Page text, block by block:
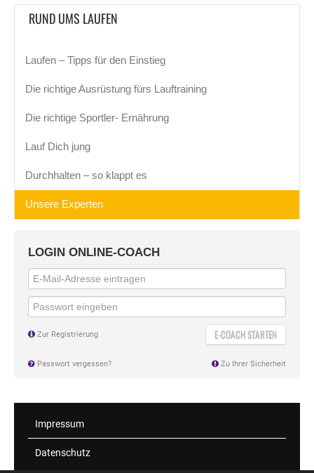
RUND UMS LAUFEN
Laufen – Tipps für den Einstieg
Die richtige Ausrüstung fürs Lauftraining
Die richtige Sportler- Ernährung
Lauf Dich jung
Durchhalten – so klappt es
Unsere Experten
LOGIN ONLINE-COACH
E-COACH STARTEN
Zur Registrierung
Passwort vergessen? Zu Ihrer Sicherheit
Impressum
Datenschutz